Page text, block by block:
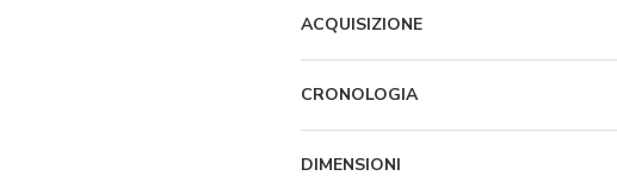
ACQUISIZIONE
CRONOLOGIA
DIMENSIONI